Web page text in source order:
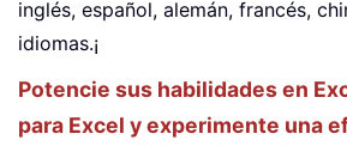
inglés, español, alemán, francés,
idiomas.¡
Potencie sus habilidades en
para Excel y experimente una